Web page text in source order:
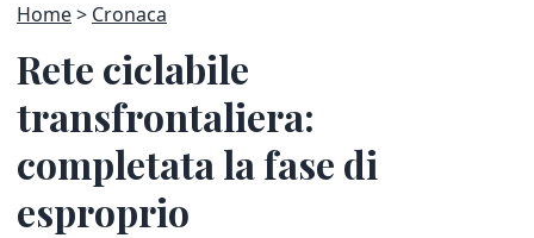
Home Cronaca
Rete ciclabile
transfrontaliera:
completata la fase di
esproprio